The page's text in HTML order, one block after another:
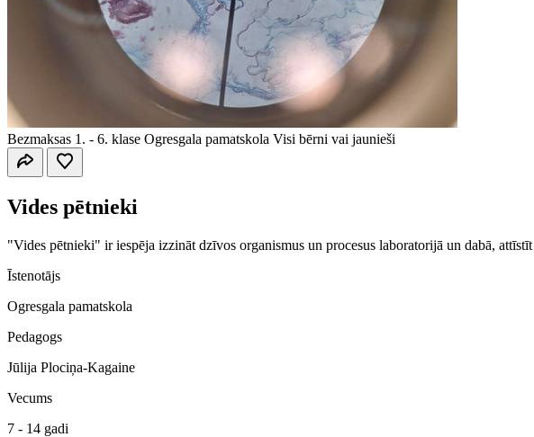
Bezmaksas 1. - 6. klase Ogresgala pamatskola Visi bērni vai jaunieši
Vides pētnieki
"Vides pētnieki" ir iespēja izzināt dzīvos organismus un procesus laboratorijā un dabā,
Īstenotājs
Ogresgala pamatskola
Pedagogs
Jūlija Plociņa-Kagaine
Vecums
7 - 14 gadi